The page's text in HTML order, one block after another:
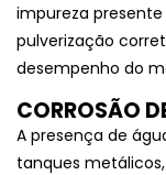
impureza
pulverização
desempenho do
CORROSÃO
A presença de
tanques